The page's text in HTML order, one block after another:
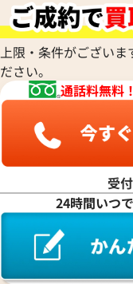
イマー IW358002
格
日時点の参考買取価
上限・条件がござい
ださい。
通話料無料！
受
24時間いつ